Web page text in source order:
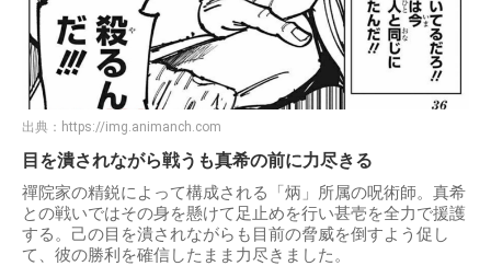
出典： https://img.animanch.com
目を潰されながら戦うも真希の前に力尽きる
禪院家の精鋭によって構成される「炳」所属の呪術師。真希
との戦いではその身を懸けて足止めを行い甚壱を全力で援護
する。己の目を潰されながらも目前の脅威を倒すよう促し
て、彼の勝利を確信したまま力尽きました。